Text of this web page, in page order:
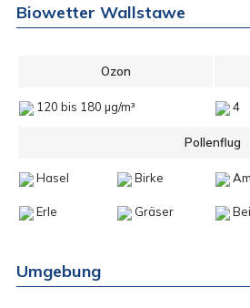
Biowetter Wallstawe
Ozon
120 bis 180 µg/m³ 4
Pollenflug
Hasel Birke
Erle Gräser
Umgebung